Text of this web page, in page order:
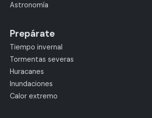
Astronomía
Prepárate
Tiempo invernal
Tormentas severas
Huracanes
Inundaciones
Calor extremo